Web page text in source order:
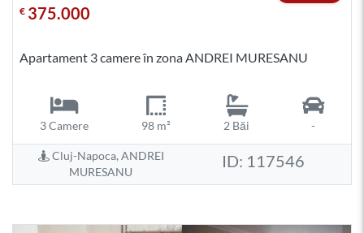
€ 375.000
Apartament 3 camere în zona ANDREI MURESANU
3 Camere 98 m² 2 Băi -
Cluj-Napoca, ANDREI
MURESANU
ID: 117546